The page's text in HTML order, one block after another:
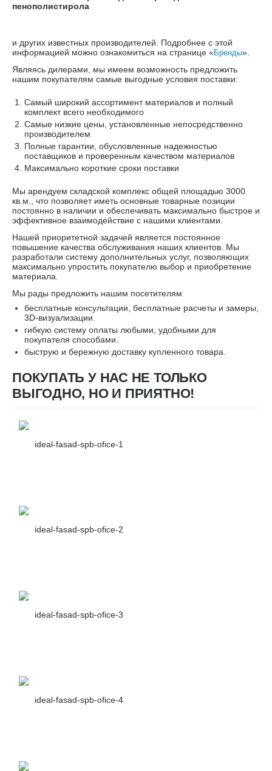
пенополистирола
и других известных производителей. Подробнее с этой
информацией можно ознакомиться на странице « Бренды».
Являясь дилерами, мы имеем возможность предложить
нашим покупателям самые выгодные условия поставки:
Самый широкий ассортимент материалов и полный
комплект всего необходимого
Самые низкие цены, установленные непосредственно
производителем
Полные гарантии, обусловленные надежностью
поставщиков и проверенным качеством материалов
Максимально короткие сроки поставки
Мы арендуем складской комплекс общей площадью 3000
кв.м., что позволяет иметь основные товарные позиции
постоянно в наличии и обеспечивать максимально быстрое и
эффективное взаимодействие с нашими клиентами.
Нашей приоритетной задачей является постоянное
повышение качества обслуживания наших клиентов. Мы
разработали систему дополнительных услуг, позволяющих
максимально упростить покупателю выбор и приобретение
материала.
Мы рады предложить нашим посетителям
бесплатные консультации, бесплатные расчеты и замеры,
3D-визуализации.
гибкую систему оплаты любыми, удобными для
покупателя способами.
быструю и бережную доставку купленного товара.
ПОКУПАТЬ У НАС НЕ ТОЛЬКО
ВЫГОДНО, НО И ПРИЯТНО!
ideal-fasad-spb-ofice-1
ideal-fasad-spb-ofice-2
ideal-fasad-spb-ofice-3
ideal-fasad-spb-ofice-4